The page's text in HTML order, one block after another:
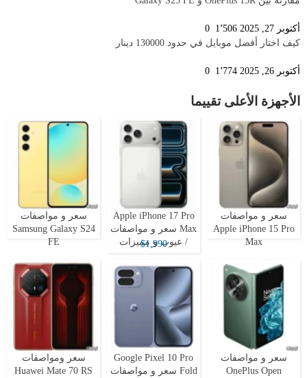
أكتوبر 27, 2025 1٬506
كيف اختار أفضل موبايل في حدود 130000 دينار
أكتوبر 26, 2025 1٬774
الأجهزة الأعلى تقييما
سعر و مواصفات
Apple iPhone 15 Pro
Max
Apple iPhone 17 Pro
Max سعر و مواصفات
/ عيوب و مميزات
$1,990
سعر و مواصفات
Samsung Galaxy S24
FE
سعر و مواصفات
OnePlus Open
Google Pixel 10 Pro
Fold سعر و مواصفات
سعر ومواصفات
Huawei Mate 70 RS